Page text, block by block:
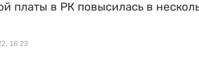
платы в РК повысилась в
16:23